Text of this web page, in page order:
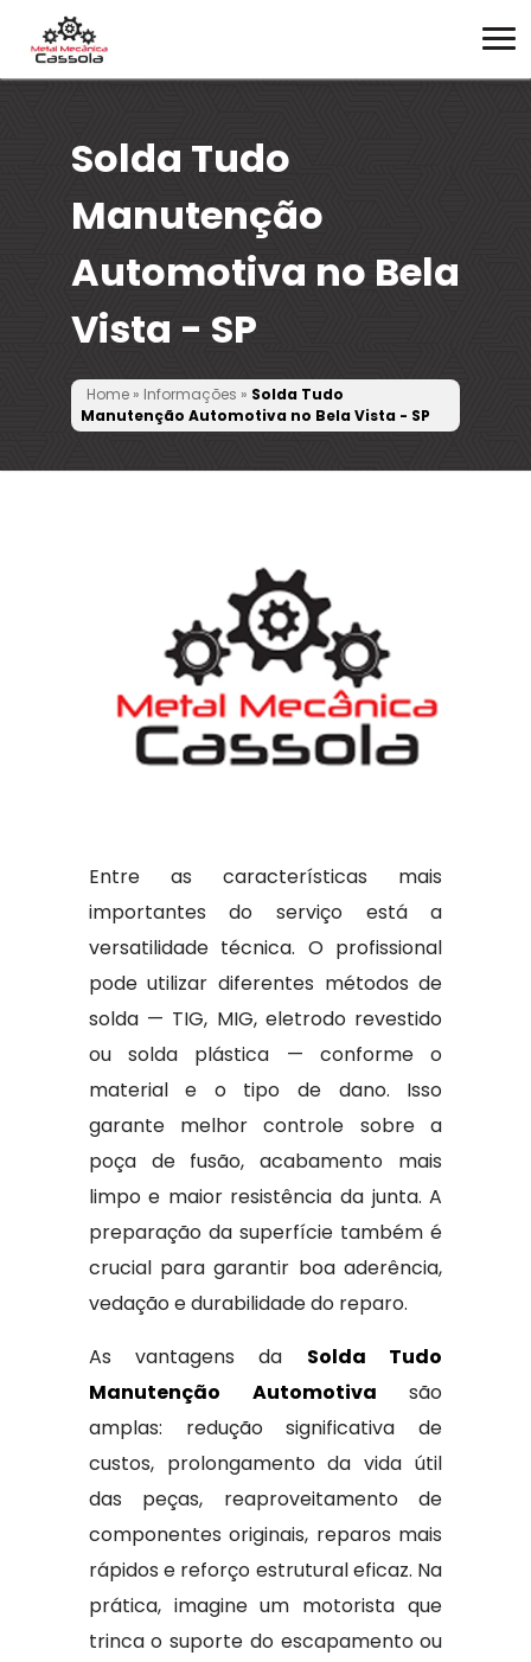
Solda Tudo
Manutenção
Automotiva no Bela
Vista - SP
Home» Informações » Solda Tudo
Manutenção Automotiva no Bela Vista - SP
Entre as características mais
importantes do serviço está a
versatilidade técnica. O profissional
pode utilizar diferentes métodos de
solda — TIG, MIG, eletrodo revestido
ou solda plástica — conforme o
material e o tipo de dano. Isso
garante melhor controle sobre a
poça de fusão, acabamento mais
limpo e maior resistência da junta. A
preparação da superfície também é
crucial para garantir boa aderência,
vedação e durabilidade do reparo.
As vantagens da Solda Tudo
Manutenção Automotivasão
amplas: redução significativa de
custos, prolongamento da vida útil
das peças, reaproveitamento de
componentes originais, reparos mais
rápidos e reforço estrutural eficaz. Na
prática, imagine um motorista que
trinca o suporte do escapamento ou